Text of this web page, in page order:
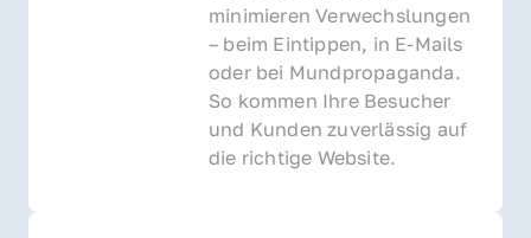
minimieren Verwechslungen
– beim Eintippen, in E-Mails
oder bei Mundpropaganda.
So kommen Ihre Besucher
und Kunden zuverlässig auf
die richtige Website.